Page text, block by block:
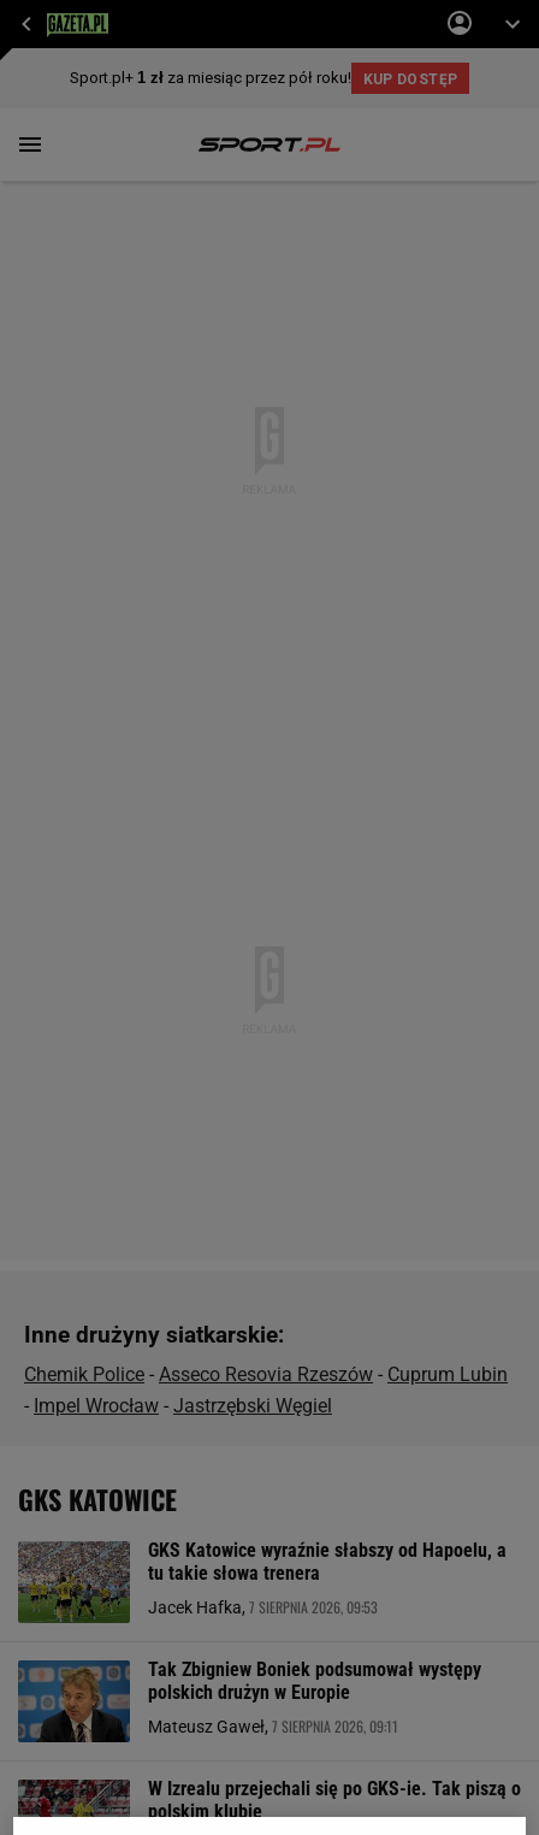
Inne drużyny siatkarskie:
Chemik Police - Asseco Resovia Rzeszów - Cuprum Lubin
- Impel Wrocław - Jastrzębski Węgiel
GKS KATOWICE
GKS Katowice wyraźnie słabszy od Hapoelu, a
tu takie słowa trenera
Jacek Hafka, 7 SIERPNIA 2026, 09:53
Tak Zbigniew Boniek podsumował występy
polskich drużyn w Europie
Mateusz Gaweł, 7 SIERPNIA 2026, 09:11
W Izrealu przejechali się po GKS-ie. Tak piszą o
polskim klubie